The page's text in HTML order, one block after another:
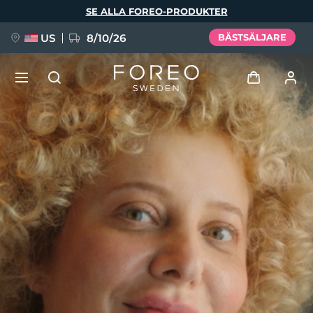
SE ALLA FOREO-PRODUKTER
US 8/10/26 BÄSTSÄLJARE
Logga in
Användarprofil
Mina enheter
Mina beställningar
Mina adresser
Mina prenumerationer
NYHET
FAQ™ Pure Beauty-Tech Elixir
BREAKING NEWS
issa™ Teeth Whitening Set
Språk
English Deutsch
Español
Français
Italiano
Português
Polski
Svenska
Русский
Türkçe
简体中文 繁體中文